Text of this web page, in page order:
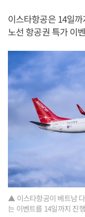
이스타항공은 14일
노선 항공권 특가 이
▲ 이스타항공이 베트남
는 이벤트를 14일까지 진